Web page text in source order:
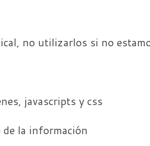
no utilizarlos si no
javascripts y css
la información